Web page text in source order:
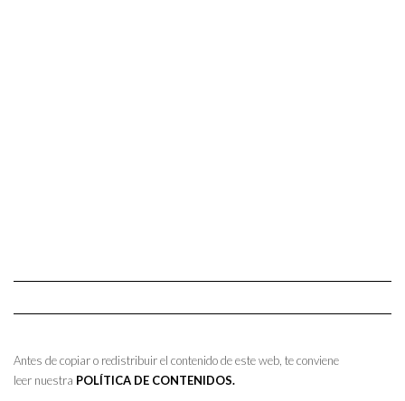
Antes de copiar o redistribuir el contenido de este web, te conviene
leer nuestra POLÍTICA DE CONTENIDOS.